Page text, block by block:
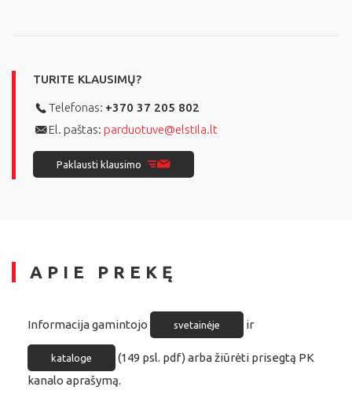
TURITE KLAUSIMŲ?
Telefonas: +370 37 205 802
El. paštas: parduotuve@elstila.lt
Paklausti klausimo
APIE PREKĘ
Informacija gamintojo svetainėje ir
kataloge
(149 psl. pdf) arba žiūrėti prisegtą PK
kanalo aprašymą.